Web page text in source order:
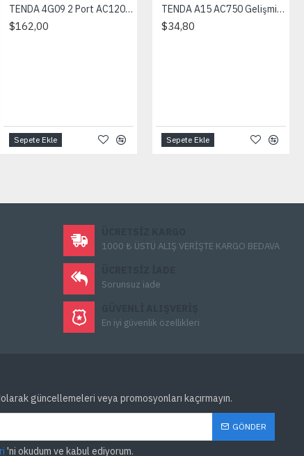
TENDA 4G09 2 Port AC1200 Dual-Band 4G LTE Wi-Fi Router
$162,00
Sepete Ekle
TENDA A15 AC750 Gelişmiş Dual Band Menzin Genişletici
$34,80
Sepete Ekle
1000 ₺ ÜSTÜ ALIŞ VERİŞTE KARGO BEDAVA
Sorunsuz iade
En iyi güvenlik özellikleri
güncellemeleri veya promosyonları kaçırmayın.
GÖNDER
'ni okudum ve kabul ediyorum.